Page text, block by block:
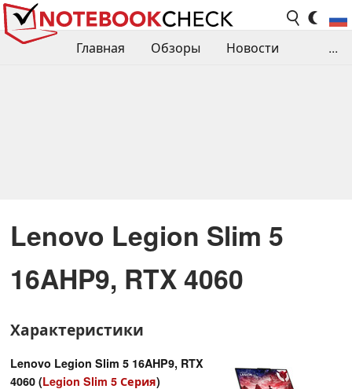
Главная Обзоры
Новости
...
Lenovo Legion Slim 5
16AHP9, RTX 4060
Характеристики
Lenovo Legion Slim 5 16AHP9, RTX
4060 (Legion Slim 5 Серия)